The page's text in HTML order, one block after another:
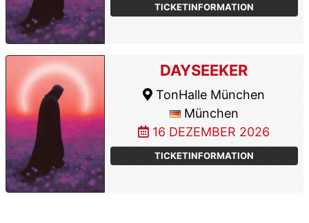
TICKETINFORMATION
DAYSEEKER
TonHalle München
München
16 DEZEMBER 2026
TICKETINFORMATION